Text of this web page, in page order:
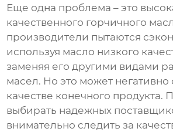
Еще одна проблема – это
качественного горчичного
производители пытаются
используя масло низкого
заменяя его другими видами
масел. Но это может негативно
качестве конечного продукта.
выбирать надежных
внимательно следить за